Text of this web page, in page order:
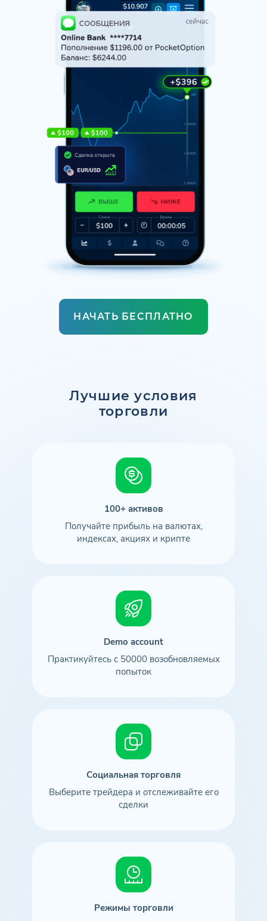
НАЧАТЬ БЕСПЛАТНО
Лучшие условия
торговли
100+ активов
Получайте прибыль на валютах,
индексах, акциях и крипте
Demo account
Практикуйтесь с 50000 возобновляемых
попыток
Социальная торговля
Выберите трейдера и отслеживайте его
сделки
Режимы торговли